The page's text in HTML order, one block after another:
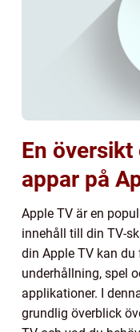
En
appar på
Apple TV är en
innehåll till din TV-
din Apple TV kan
underhållning, spel
applikationer. I
grundlig överblick